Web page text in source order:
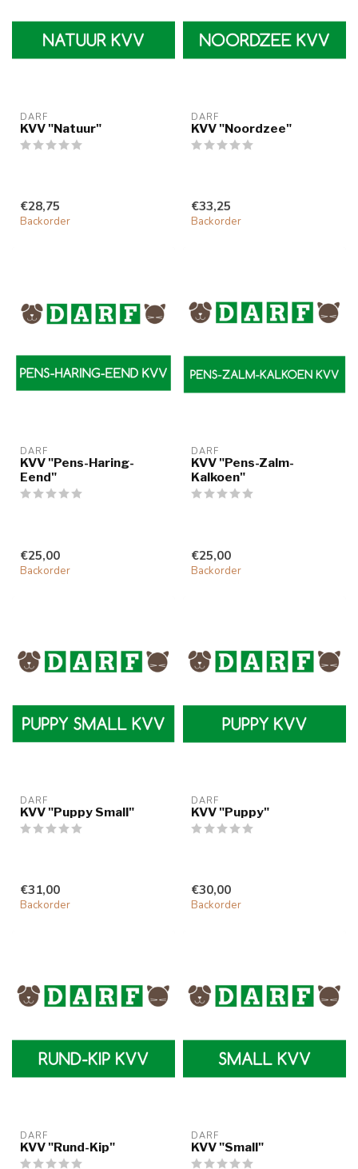
DARF
KVV "Natuur"
€28,75
Backorder
DARF
KVV "Noordzee"
€33,25
Backorder
DARF
KVV "Pens-Haring-
Eend"
€25,00
Backorder
DARF
KVV "Pens-Zalm-
Kalkoen"
€25,00
Backorder
DARF
KVV "Puppy Small"
€31,00
Backorder
DARF
KVV "Puppy"
€30,00
Backorder
DARF
KVV "Rund-Kip"
DARF
KVV "Small"